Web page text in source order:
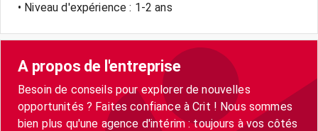
• Niveau d'expérience : 1-2 ans
A propos de l'entreprise
Besoin de conseils pour explorer de nouvelles
opportunités ? Faites confiance à Crit ! Nous sommes
bien plus qu'une agence d'intérim : toujours à vos côtés